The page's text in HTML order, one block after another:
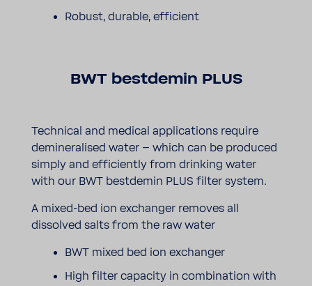
Robust, durable, effi­cient
BWT best­demin PLUS
Tech­nical and medical appli­ca­tions require
demi­ne­ra­lised water – which can be produced
simply and effi­ci­ently from drinking water
with our BWT best­demin PLUS filter system.
A mixed-​bed ion exchanger removes all
dissolved salts from the raw water
BWT mixed bed ion exchanger
High filter capa­city in combi­na­tion with